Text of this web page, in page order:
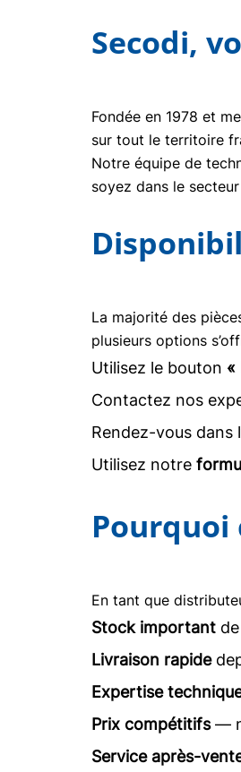
Secodi,
Fondée en 1978 et
sur tout le territoire
Notre équipe de
soyez dans le
La majorité des
plusieurs options
Utilisez le bouton «
Contactez nos
Rendez-vous dans
Utilisez notre
Pourquoi
En tant que
Stock important
Livraison rapide
Expertise
Prix compétitifs—
Service après-